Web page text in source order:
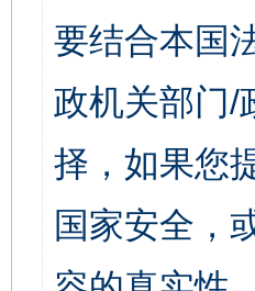
要结合本国
政机关部门/
择，如果您
国家安全，